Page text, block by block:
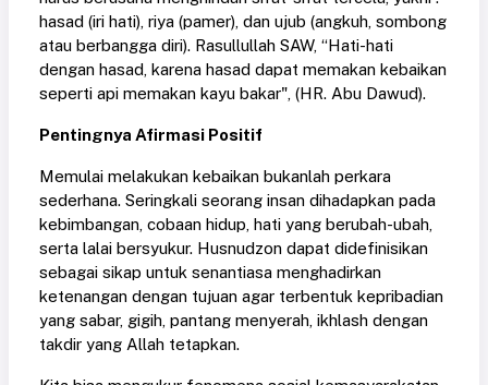
hasad (iri hati), riya (pamer), dan ujub (angkuh, sombong
atau berbangga diri). Rasullullah SAW, “Hati-hati
dengan hasad, karena hasad dapat memakan kebaikan
seperti api memakan kayu bakar", (HR. Abu Dawud).
Pentingnya Afirmasi Positif
Memulai melakukan kebaikan bukanlah perkara
sederhana. Seringkali seorang insan dihadapkan pada
kebimbangan, cobaan hidup, hati yang berubah-ubah,
serta lalai bersyukur. Husnudzon dapat didefinisikan
sebagai sikap untuk senantiasa menghadirkan
ketenangan dengan tujuan agar terbentuk kepribadian
yang sabar, gigih, pantang menyerah, ikhlash dengan
takdir yang Allah tetapkan.